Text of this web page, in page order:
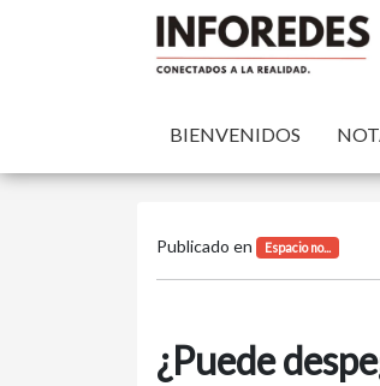
BIENVENIDOS
Publicado en Espacio no...
¿Puede